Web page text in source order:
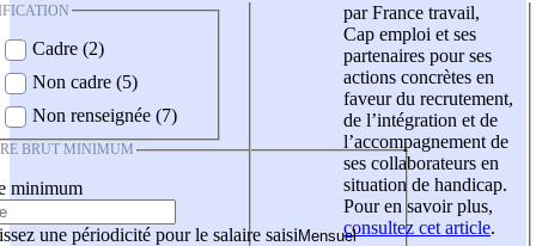
Cadre (2)
Non cadre (5)
Non renseignée (7)
BRUT MINIMUM
minimum
une périodicité pour le salaire saisi
par France travail,
Cap emploi et ses
partenaires pour ses
actions concrètes en
faveur du recrutement,
de l’intégration et de
l’accompagnement de
ses collaborateurs en
situation de handicap.
Pour en savoir plus,
consultez cet article.